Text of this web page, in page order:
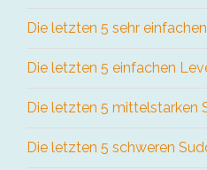
Die letzten 5 sehr
Die letzten 5 einfachen
Die letzten 5 mittelstarken
Die letzten 5 schweren